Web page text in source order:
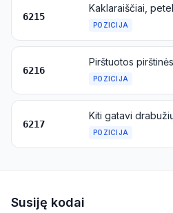
6215
POZICIJA
6216
POZICIJA
6217
POZICIJA
Susiję kodai